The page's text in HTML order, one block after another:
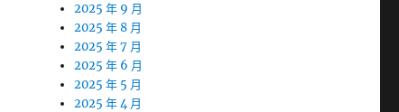
2025 年 9 月
2025 年 8 月
2025 年 7 月
2025 年 6 月
2025 年 5 月
2025 年 4 月